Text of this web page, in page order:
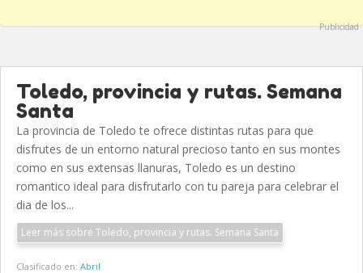
Publicidad
Toledo, provincia y rutas. Semana
Santa
La provincia de Toledo te ofrece distintas rutas para que
disfrutes de un entorno natural precioso tanto en sus montes
como en sus extensas llanuras, Toledo es un destino
romantico ideal para disfrutarlo con tu pareja para celebrar el
dia de los...
Leer más sobre Toledo, provincia y rutas. Semana Santa
Clasificado en: Abril